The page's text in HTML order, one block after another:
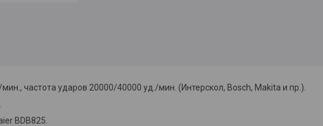
частота ударов 20000/40000 уд./мин. (Интерскол, Bosch, Makita и пр.).
BDB825.